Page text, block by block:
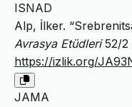
ISNAD
Alp, İlker.
Avrasya Etüdleri52/2
https://izlik.org/
JAMA